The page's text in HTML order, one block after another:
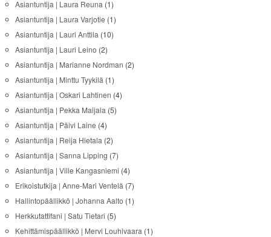
Asiantuntija | Laura Reuna (1)
Asiantuntija | Laura Varjotie (1)
Asiantuntija | Lauri Anttila (10)
Asiantuntija | Lauri Leino (2)
Asiantuntija | Marianne Nordman (2)
Asiantuntija | Minttu Tyykilä (1)
Asiantuntija | Oskari Lahtinen (4)
Asiantuntija | Pekka Maijala (5)
Asiantuntija | Päivi Laine (4)
Asiantuntija | Reija Hietala (2)
Asiantuntija | Sanna Lipping (7)
Asiantuntija | Ville Kangasniemi (4)
Erikoistutkija | Anne-Mari Ventelä (7)
Hallintopäällikkö | Johanna Aalto (1)
Herkkutattifani | Satu Tietari (5)
Kehittämispäällikkö | Mervi Louhivaara (1)